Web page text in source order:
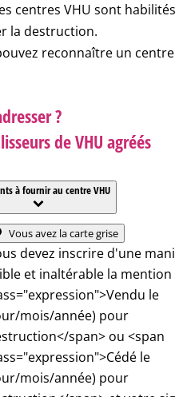
centres VHU sont
la destruction.
reconnaître un
?
de VHU agréés
à fournir au centre VHU
Vous avez la carte grise
devez inscrire d'une
et inaltérable la mention
le
mois/année) pour
span> ou <span
le
mois/année) pour